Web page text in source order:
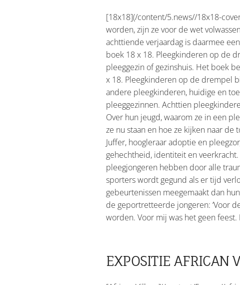
[18x18](/content/5.news//18x18-
worden, zijn ze voor de wet
achttiende verjaardag is daarmee
boek 18 x 18. Pleegkinderen op de
pleeggezin of gezinshuis. Het boek
x 18. Pleegkinderen op de drempel
andere pleegkinderen, huidige en
pleeggezinnen. Achttien
Over hun jeugd, waarom ze in een
ze nu staan en hoe ze kijken naar
Juffer, hoogleraar adoptie en
gehechtheid, identiteit en
pleegjongeren hebben door alle
sporters wordt gegund als er tijd
gebeurtenissen meegemaakt dan
de geportretteerde jongeren: ‘Voor
worden. Voor mij was het geen
EXPOSITIE AFRICAN